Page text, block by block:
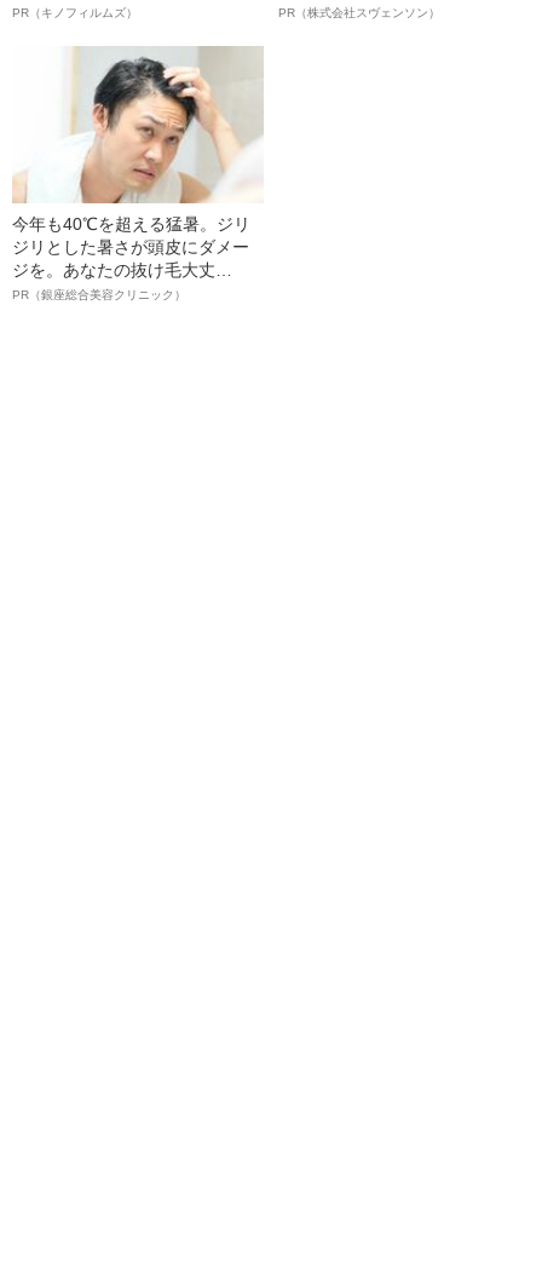
ボ》
PR（キノフィルムズ）
オイ”や“ベタつき”を解消す
PR（株式会社スヴェンソン）
今年も40℃を超える猛暑。ジリ
ジリとした暑さが頭皮にダメー
ジを。あなたの抜け毛大丈
夫！？
PR（銀座総合美容クリニック）